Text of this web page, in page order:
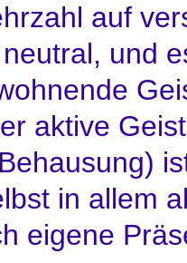
auf
und
aktive
in allem
eigene